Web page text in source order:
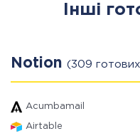
Інші
Notion (309
Acumbamail
Airtable